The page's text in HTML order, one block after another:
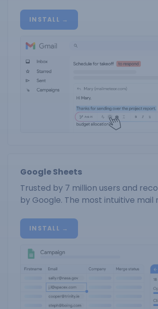
INSTALL →
Google Sheets
Trusted by 7 million users and
by Google. The most intuitive mail
INSTALL →